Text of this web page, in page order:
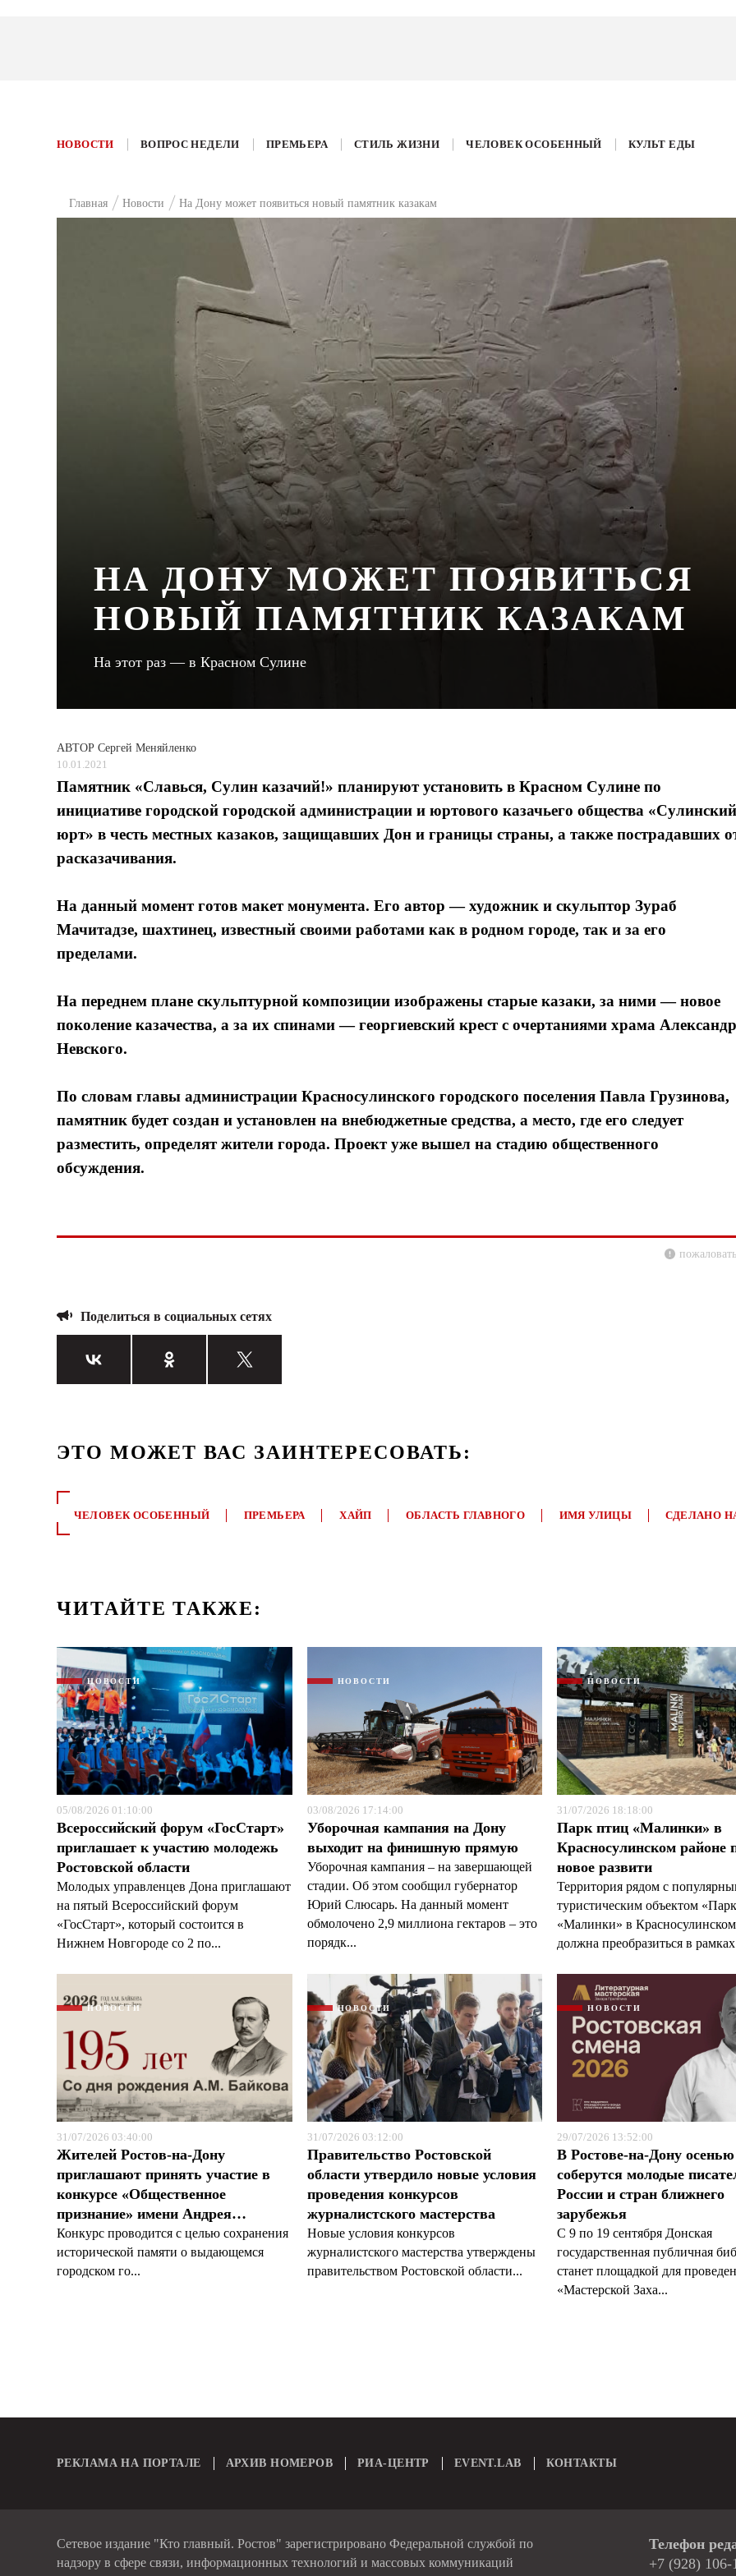
НОВОСТИ ВОПРОС НЕДЕЛИ ПРЕМЬЕРА СТИЛЬ ЖИЗНИ ЧЕЛОВЕК ОСОБЕННЫЙ КУЛЬТ ЕДЫ
Главная Новости На Дону может появиться новый памятник казакам
НА ДОНУ МОЖЕТ ПОЯВИТЬСЯ
НОВЫЙ ПАМЯТНИК КАЗАКАМ
На этот раз — в Красном Сулине
АВТОР Сергей Меняйленко
10.01.2021
Памятник «Славься, Сулин казачий!» планируют установить в Красном Сулине по
инициативе городской городской администрации и юртового казачьего общества «Сулинский
юрт» в честь местных казаков, защищавших Дон и границы страны, а также пострадавших
расказачивания.
На данный момент готов макет монумента. Его автор — художник и скульптор Зураб
Мачитадзе, шахтинец, известный своими работами как в родном городе, так и за его
пределами.
На переднем плане скульптурной композиции изображены старые казаки, за ними — новое
поколение казачества, а за их спинами — георгиевский крест с очертаниями храма
Невского.
По словам главы администрации Красносулинского городского поселения Павла Грузинова,
памятник будет создан и установлен на внебюджетные средства, а место, где его следует
разместить, определят жители города. Проект уже вышел на стадию общественного
обсуждения.
Поделиться в социальных сетях
ЭТО МОЖЕТ ВАС ЗАИНТЕРЕСОВАТЬ:
ЧЕЛОВЕК ОСОБЕННЫЙ ПРЕМЬЕРА ХАЙП ОБЛАСТЬ ГЛАВНОГО ИМЯ УЛИЦЫ СДЕЛАНО
ЧИТАЙТЕ ТАКЖЕ:
НОВОСТИ
05/08/2026 01:10:00
Всероссийский форум «ГосСтарт»
приглашает к участию молодежь
Ростовской области
Молодых управленцев Дона приглашают
на пятый Всероссийский форум
«ГосСтарт», который состоится в
Нижнем Новгороде со 2 по...
НОВОСТИ
03/08/2026 17:14:00
Уборочная кампания на Дону
выходит на финишную прямую
Уборочная кампания – на завершающей
стадии. Об этом сообщил губернатор
Юрий Слюсарь. На данный момент
обмолочено 2,9 миллиона гектаров – это
порядк...
НОВОСТИ
31/07/2026 18:18:00
Парк птиц «Малинки» в
Красносулинском районе
новое развити
Территория рядом с
туристическим объектом
«Малинки» в
должна преобразиться в
НОВОСТИ
31/07/2026 03:40:00
Жителей Ростов-на-Дону
приглашают принять участие в
конкурсе «Общественное
признание» имени Андрея…
Конкурс проводится с целью сохранения
исторической памяти о выдающемся
городском го...
НОВОСТИ
31/07/2026 03:12:00
Правительство Ростовской
области утвердило новые условия
проведения конкурсов
журналистского мастерства
Новые условия конкурсов
журналистского мастерства утверждены
правительством Ростовской области...
НОВОСТИ
29/07/2026 13:52:00
В Ростове-на-Дону осенью
соберутся молодые
России и стран ближнего
зарубежья
С 9 по 19 сентября Донская
государственная публичная
станет площадкой для
«Мастерской Заха...
Я согласен сполитикой конфиденциальности и защиты
РЕКЛАМА НА ПОРТАЛЕ АРХИВ НОМЕРОВ РИА-ЦЕНТР EVENT.LAB КОНТАКТЫ
Сетевое издание "Кто главный. Ростов" зарегистрировано Федеральной службой по
надзору в сфере связи, информационных технологий и массовых коммуникаций
Телефон
+7 (928) 106-
Я согласен сполитикой конфиденциальности и защиты